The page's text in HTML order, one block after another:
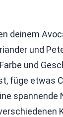
deinem
und
und
füge etwas
spannende